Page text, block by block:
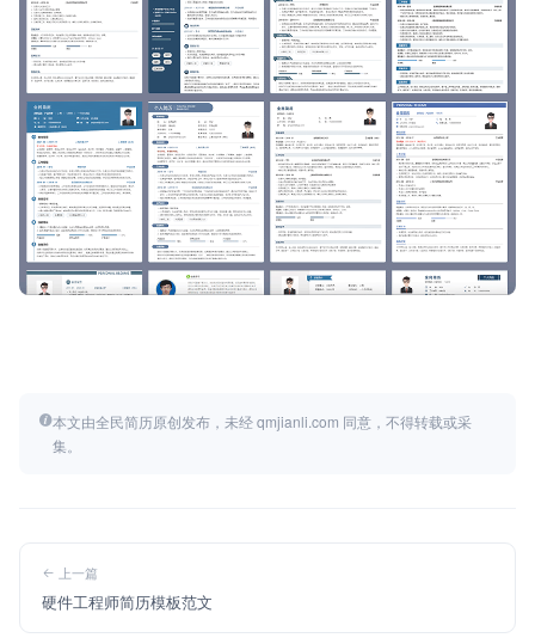
本文由全民简历原创发布，未经 qmjianli.com 同意，不得转载或采
集。
上一篇
硬件工程师简历模板范文